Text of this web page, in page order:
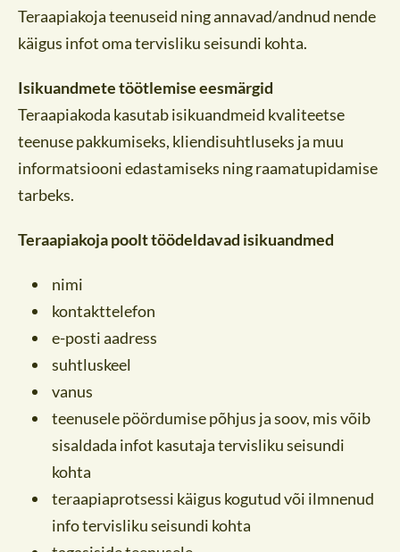
Teraapiakoja teenuseid ning annavad/andnud nende
käigus infot oma tervisliku seisundi kohta.
Isikuandmete töötlemise eesmärgid
Teraapiakoda kasutab isikuandmeid kvaliteetse
teenuse pakkumiseks, kliendisuhtluseks ja muu
informatsiooni edastamiseks ning raamatupidamise
tarbeks.
Teraapiakoja poolt töödeldavad isikuandmed
nimi
kontakttelefon
e-posti aadress
suhtluskeel
vanus
teenusele pöördumise põhjus ja soov, mis võib
sisaldada infot kasutaja tervisliku seisundi
kohta
teraapiaprotsessi käigus kogutud või ilmnenud
info tervisliku seisundi kohta